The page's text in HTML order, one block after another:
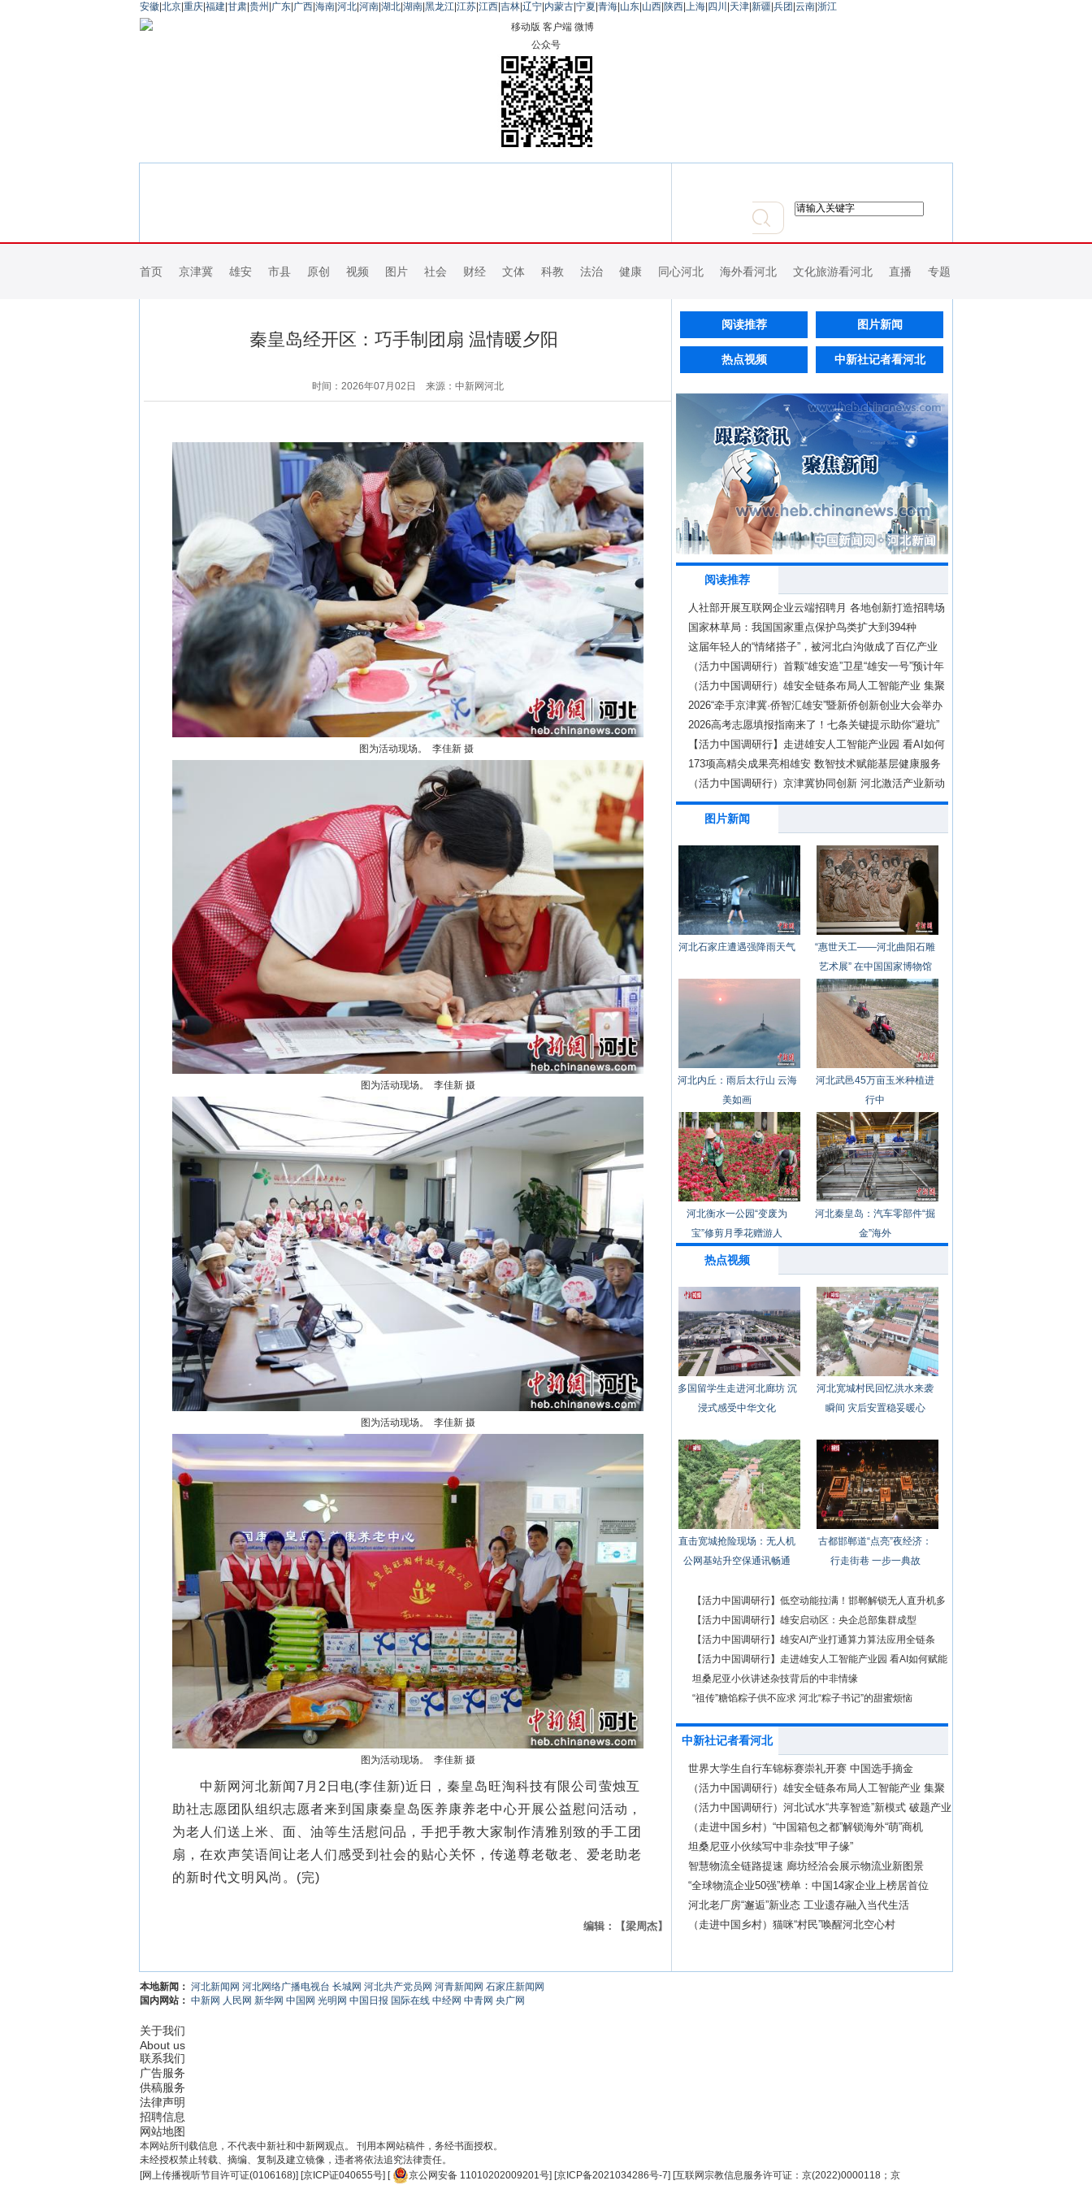
安徽 北京 重庆 福建 甘肃 贵州 广东 广西 海南 河北 河南 湖北 湖南 黑龙江 江苏 江西 吉林 辽宁 内蒙古 宁夏 青海 山东 山西 陕西 上海 四川 天津 新疆 兵团 云南 浙江
移动版 客户端 微博
公众号
首页 京津冀 雄安 市县 原创 视频 图片 社会 财经 文体 科教 法治 健康 同心河北 海外看河北 文化旅游看河北 直播 专题
秦皇岛经开区：巧手制团扇 温情暖夕阳
时间：2026年07月02日 来源：中新网河北
图为活动现场。 李佳新 摄
图为活动现场。 李佳新 摄
图为活动现场。 李佳新 摄
图为活动现场。 李佳新 摄
中新网河北新闻7月2日电(李佳新)近日，秦皇岛旺淘科技有限公司萤烛互
助社志愿团队组织志愿者来到国康秦皇岛医养康养老中心开展公益慰问活动，
为老人们送上米、面、油等生活慰问品，手把手教大家制作清雅别致的手工团
扇，在欢声笑语间让老人们感受到社会的贴心关怀，传递尊老敬老、爱老助老
的新时代文明风尚。(完)
编辑：【梁周杰】
阅读推荐 图片新闻
热点视频 中新社记者看河北
阅读推荐
人社部开展互联网企业云端招聘月 各地创新打造招聘场
景
国家林草局：我国国家重点保护鸟类扩大到394种
这届年轻人的“情绪搭子”，被河北白沟做成了百亿产业
（活力中国调研行）首颗“雄安造”卫星“雄安一号”预计年
内发射
（活力中国调研行）雄安全链条布局人工智能产业 集聚
效应显现
2026“牵手京津冀·侨智汇雄安”暨新侨创新创业大会举办
2026高考志愿填报指南来了！七条关键提示助你“避坑”
【活力中国调研行】走进雄安人工智能产业园 看AI如何
赋能急救
173项高精尖成果亮相雄安 数智技术赋能基层健康服务
（活力中国调研行）京津冀协同创新 河北激活产业新动
能
图片新闻
河北石家庄遭遇强降雨天气
“惠世天工——河北曲阳石雕
艺术展” 在中国国家博物馆
开幕
河北内丘：雨后太行山 云海
美如画
河北武邑45万亩玉米种植进
行中
河北衡水一公园“变废为
宝”修剪月季花赠游人
河北秦皇岛：汽车零部件“掘
金”海外
热点视频
多国留学生走进河北廊坊 沉
浸式感受中华文化
河北宽城村民回忆洪水来袭
瞬间 灾后安置稳妥暖心
直击宽城抢险现场：无人机
公网基站升空保通讯畅通
古都邯郸道“点亮”夜经济：
行走街巷 一步一典故
【活力中国调研行】低空动能拉满！邯郸解锁无人直升机多
元应用
【活力中国调研行】雄安启动区：央企总部集群成型
【活力中国调研行】雄安AI产业打通算力算法应用全链条
【活力中国调研行】走进雄安人工智能产业园 看AI如何赋能
急救
坦桑尼亚小伙讲述杂技背后的中非情缘
“祖传”糖馅粽子供不应求 河北“粽子书记”的甜蜜烦恼
中新社记者看河北
世界大学生自行车锦标赛崇礼开赛 中国选手摘金
（活力中国调研行）雄安全链条布局人工智能产业 集聚
效应显现
（活力中国调研行）河北试水“共享智造”新模式 破题产业
跃升
（走进中国乡村）“中国箱包之都”解锁海外“萌”商机
坦桑尼亚小伙续写中非杂技“甲子缘”
智慧物流全链路提速 廊坊经洽会展示物流业新图景
“全球物流企业50强”榜单：中国14家企业上榜居首位
河北老厂房“邂逅”新业态 工业遗存融入当代生活
（走进中国乡村）猫咪“村民”唤醒河北空心村
本地新闻： 河北新闻网 河北网络广播电视台 长城网 河北共产党员网 河青新闻网 石家庄新闻网
国内网站： 中新网 人民网 新华网 中国网 光明网 中国日报 国际在线 中经网 中青网 央广网
关于我们
About us
联系我们
广告服务
供稿服务
法律声明
招聘信息
网站地图
本网站所刊载信息，不代表中新社和中新网观点。 刊用本网站稿件，务经书面授权。
未经授权禁止转载、摘编、复制及建立镜像，违者将依法追究法律责任。
[网上传播视听节目许可证(0106168)] [京ICP证040655号] [ 京公网安备 11010202009201号] [京ICP备2021034286号-7] [互联网宗教信息服务许可证：京(2022)0000118；京